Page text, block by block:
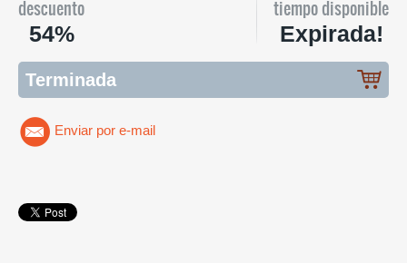
descuento
54%
tiempo disponible
Expirada!
Terminada
Enviar por e-mail